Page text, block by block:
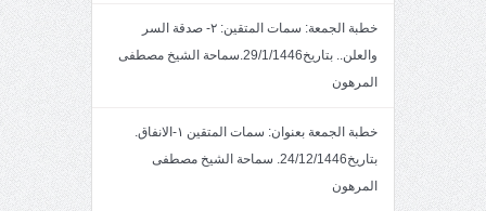
خطبة الجمعة: سمات المتقين: ٢- صدقة السر
والعلن.. بتاريخ29/1/1446.سماحة الشيخ مصطفى
المرهون
خطبة الجمعة بعنوان: سمات المتقين ١-الانفاق.
بتاريخ24/12/1446. سماحة الشيخ مصطفى
المرهون